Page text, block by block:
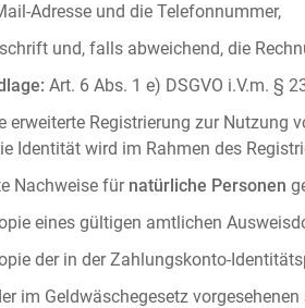
Adresse und die Telefonnummer,
und, falls abweichend, die
Art. 6 Abs. 1 e) DSGVO i.V.m. §
erweiterte Registrierung zur Nutzung
Identität wird im Rahmen des
Nachweise für natürliche Personen
eines gültigen amtlichen
der in der Zahlungskonto-
im Geldwäschegesetz